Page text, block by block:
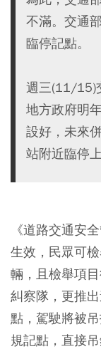
不滿。交通
臨停記點。
週三(11/15)
地方政府明
設好，未來
站附近臨停
《道路交通安
生效，民眾可
輛，且檢舉項
糾察隊，更推
點，駕駛將被
規記點，直接吊